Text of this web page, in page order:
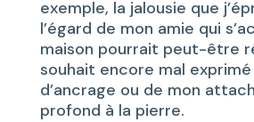
exemple, la jalousie que
l’égard de mon amie qui
maison pourrait peut-être
souhait encore mal exprimé
d’ancrage ou de mon
profond à la pierre.